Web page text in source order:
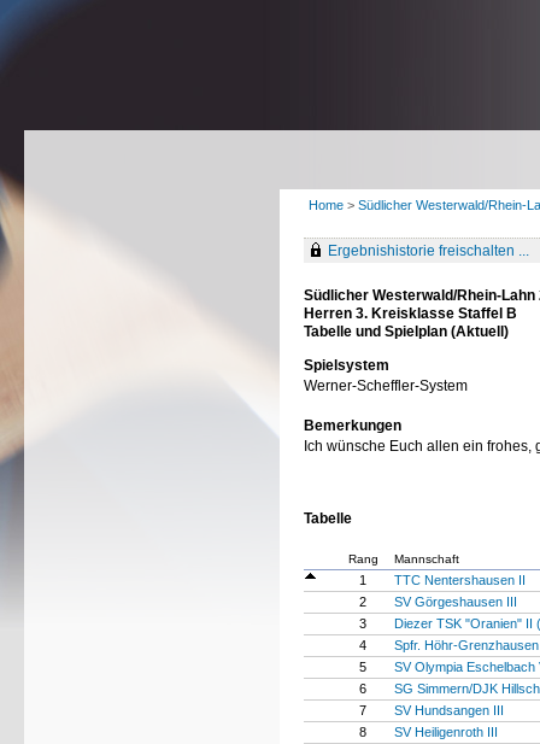
Home > Südlicher Westerwald/Rhein-
Ergebnishistorie freischalten ...
Südlicher Westerwald/Rhein-Lahn
Herren 3. Kreisklasse Staffel B
Tabelle und Spielplan (Aktuell)
Spielsystem
Werner-Scheffler-System
Bemerkungen
Ich wünsche Euch allen ein
Tabelle
Rang Mannschaft
1
TTC Nentershausen II
2
SV Görgeshausen III
3
Diezer TSK "Oranien" II
4
Spfr. Höhr-
5
SV Olympia Eschelbach
6
SG Simmern/DJK
7
SV Hundsangen III
8
SV Heiligenroth III